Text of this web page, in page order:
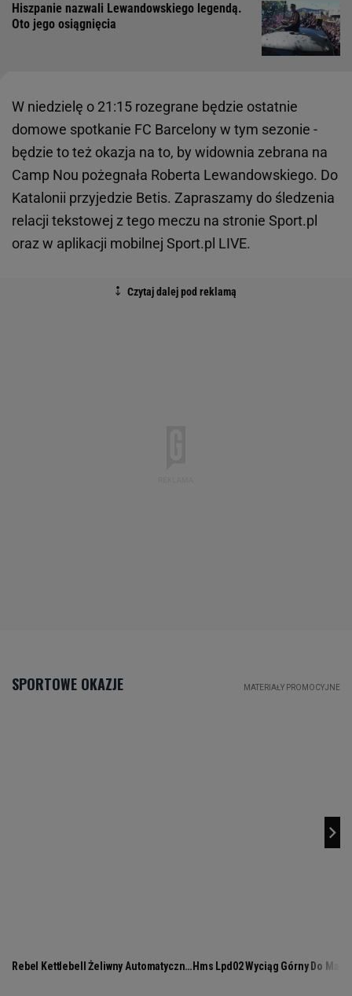
Hiszpanie nazwali Lewandowskiego legendą.
Oto jego osiągnięcia
W niedzielę o 21:15 rozegrane będzie ostatnie
domowe spotkanie FC Barcelony w tym sezonie -
będzie to też okazja na to, by widownia zebrana na
Camp Nou pożegnała Roberta Lewandowskiego. Do
Katalonii przyjedzie Betis. Zapraszamy do śledzenia
relacji tekstowej z tego meczu na stronie Sport.pl
oraz w aplikacji mobilnej Sport.pl LIVE.